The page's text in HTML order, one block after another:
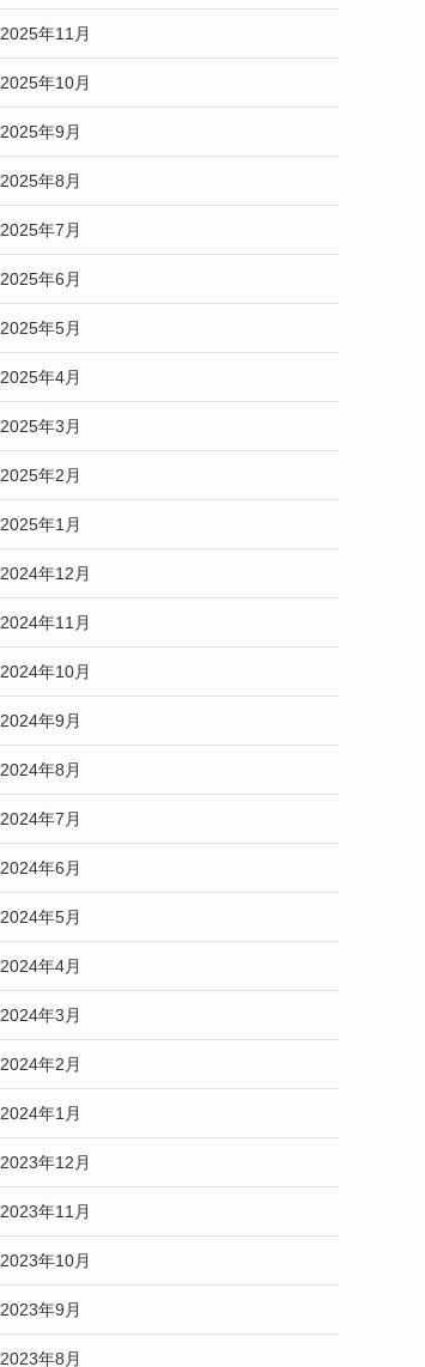
2025年11月
2025年10月
2025年9月
2025年8月
2025年7月
2025年6月
2025年5月
2025年4月
2025年3月
2025年2月
2025年1月
2024年12月
2024年11月
2024年10月
2024年9月
2024年8月
2024年7月
2024年6月
2024年5月
2024年4月
2024年3月
2024年2月
2024年1月
2023年12月
2023年11月
2023年10月
2023年9月
2023年8月